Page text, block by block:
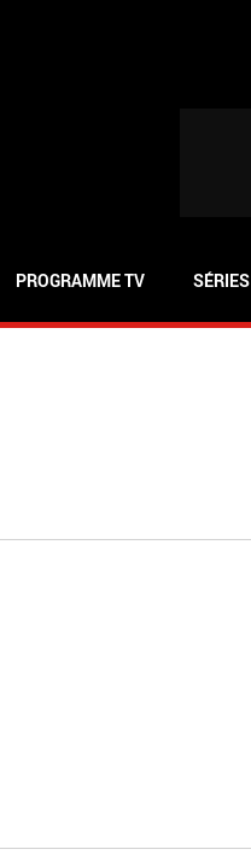
PROGRAMME TV SÉRIES